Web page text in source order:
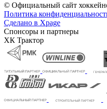
© Официальный сайт
Политика
Сделано в Xpage
Спонсоры и партнеры
ХК Трактор